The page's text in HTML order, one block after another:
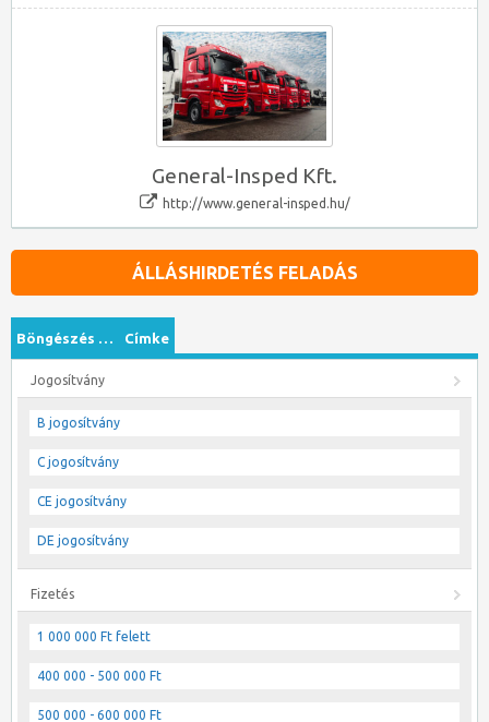
General-Insped Kft.
http://www.general-insped.hu/
ÁLLÁSHIRDETÉS FELADÁS
Böngészés … Címke
Jogosítvány
B jogosítvány
C jogosítvány
CE jogosítvány
DE jogosítvány
Fizetés
1 000 000 Ft felett
400 000 - 500 000 Ft
500 000 - 600 000 Ft